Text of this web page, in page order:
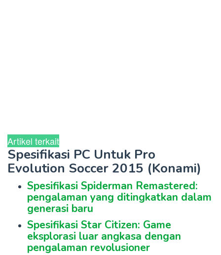
Artikel terkait
Spesifikasi PC Untuk Pro
Evolution Soccer 2015 (Konami)
Spesifikasi Spiderman Remastered:
pengalaman yang ditingkatkan dalam
generasi baru
Spesifikasi Star Citizen: Game
eksplorasi luar angkasa dengan
pengalaman revolusioner